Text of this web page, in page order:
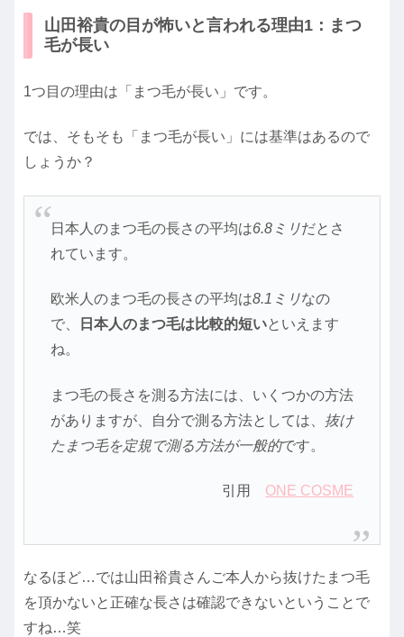
山田裕貴の目が怖いと言われる理由1：まつ
毛が長い
1つ目の理由は「まつ毛が長い」です。
では、そもそも「まつ毛が長い」には基準はあるので
しょうか？
日本人のまつ毛の長さの平均は6.8ミリだとさ
れています。
欧米人のまつ毛の長さの平均は8.1ミリなの
で、
日本人のまつ毛は比較的短いといえます
ね。
まつ毛の長さを測る方法には、いくつかの方法
がありますが、自分で測る方法としては、 抜け
たまつ毛を定規で測る方法が一般的です。
引用 ONE COSME
なるほど…では山田裕貴さんご本人から抜けたまつ毛
を頂かないと正確な長さは確認できないということで
すね…笑